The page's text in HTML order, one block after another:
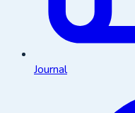
Journal